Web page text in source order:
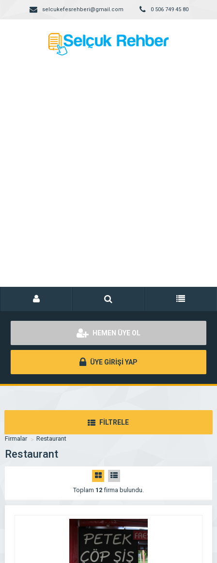
selcukefesrehberi@gmail.com 0 506 749 45 80
HEMEN ÜYE OL
ÜYE GİRİŞİ YAP
FİLTRELE
Firmalar Restaurant
Restaurant
Toplam 12 firma bulundu.